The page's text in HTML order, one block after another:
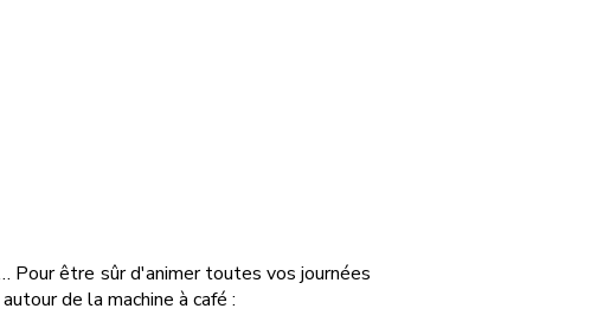
Pour être sûr d'animer toutes vos journées
de la machine à café :